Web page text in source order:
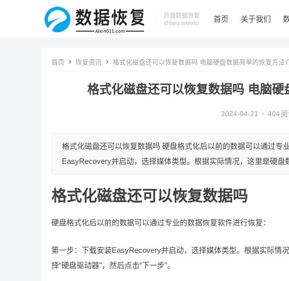
开盘数据恢复
shiwu.weixiu
首页 关于我们
首页 恢复资讯 格式化磁盘还可以恢复数据吗 电脑硬盘数据简单的恢复方法
格式化磁盘还可以恢复数据吗 电脑
2024-04-21 • 404
格式化磁盘还可以恢复数据吗 硬盘格式化后以前的数据可以通过专
EasyRecovery并启动，选择媒体类型。根据实际情况，这里是硬盘
格式化磁盘还可以恢复数据吗
硬盘格式化后以前的数据可以通过专业的数据恢复软件进行恢复：
第一步：下载安装EasyRecovery并启动，选择媒体类型。根据实际情
择“硬盘驱动器”，然后点击“下一步”。